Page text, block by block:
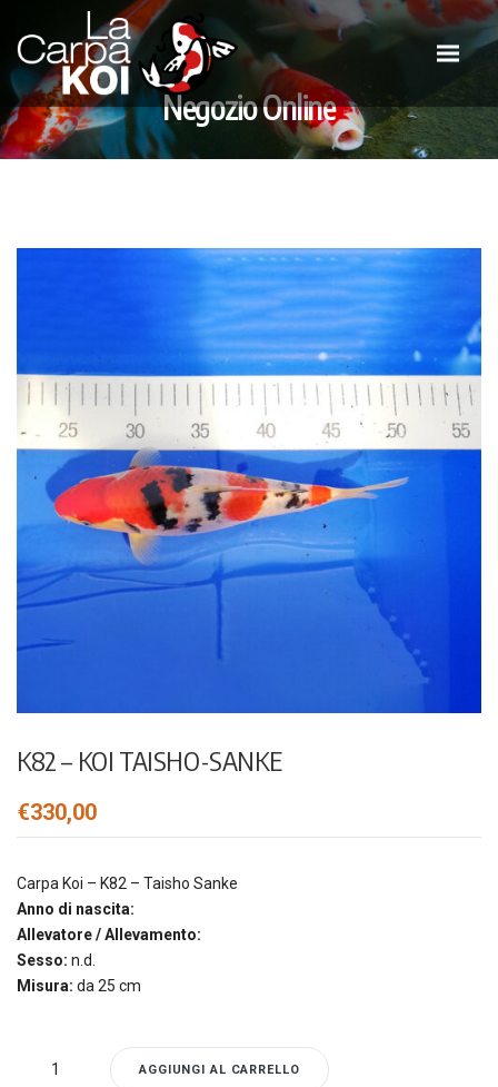
Negozio Online
K82 – KOI TAISHO-SANKE
€330,00
Carpa Koi – K82 – Taisho Sanke
Anno di nascita:
Allevatore / Allevamento:
Sesso: n.d.
Misura: da 25 cm
AGGIUNGI AL CARRELLO